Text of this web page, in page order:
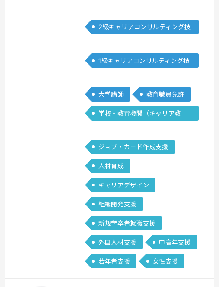
グを日々行っています。キャリアカウン
セリングに大切な関係構築をいかにして
に、自らのカウンセリングを客観的に振
2級キャリアコンサルティング技
1級キャリアコンサルティング技
大学講師 教育職員免許
学校・教育機関（キャリア教
ジョブ・カード作成支援
人材育成
キャリアデザイン
組織開発支援
新規学卒者就職支援
外国人材支援 中高年支援
若年者支援 女性支援